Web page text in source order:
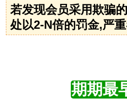
若发现会员采用欺骗
处以2-N倍的罚金,严
期期最